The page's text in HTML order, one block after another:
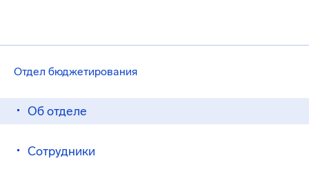
Отдел бюджетирования
Об отделе
Сотрудники